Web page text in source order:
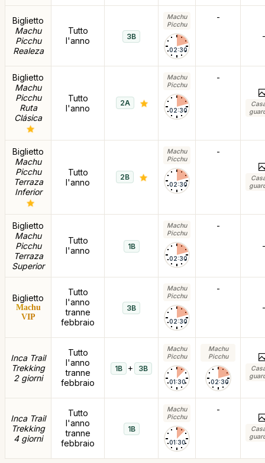
Biglietto
Machu
Picchu
Realeza
Tutto
l'anno
3B
Machu
Picchu
02:30
-
-
Biglietto
Machu
Picchu
Ruta
Clásica
Tutto
l'anno
2A
Machu
Picchu
02:30
-
Biglietto
Machu
Picchu
Terraza
Inferior
Tutto
l'anno
2B
Machu
Picchu
02:30
-
Biglietto
Machu
Picchu
Terraza
Superior
Tutto
l'anno
1B
Machu
Picchu
02:30
-
-
Biglietto
Machu
VIP
Tutto
l'anno
tranne
febbraio
3B
Machu
Picchu
02:30
-
-
Inca Trail
Trekking
2 giorni
Tutto
l'anno
tranne
febbraio
1B + 3B
Machu
Picchu
01:30
Machu
Picchu
02:30
Inca Trail
Trekking
4 giorni
Tutto
l'anno
tranne
febbraio
1B
Machu
Picchu
01:30
-